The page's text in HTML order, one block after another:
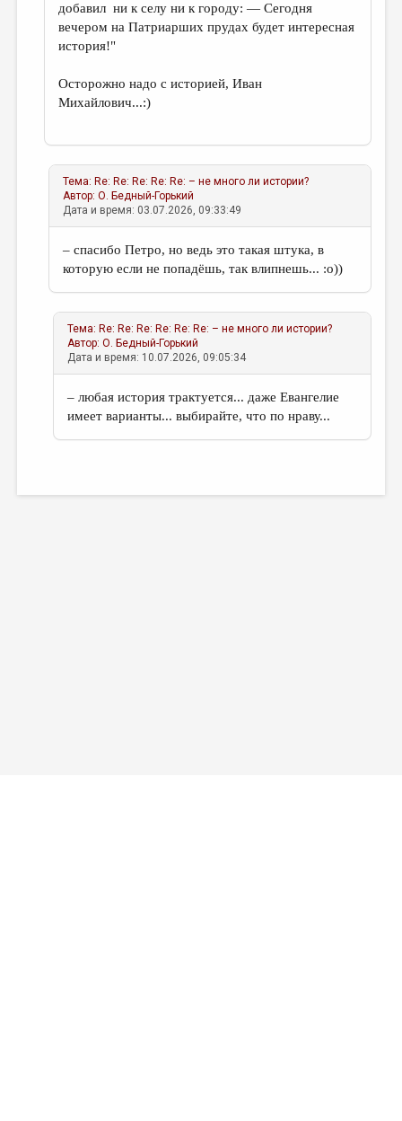
добавил ни к селу ни к городу: — Сегодня
вечером на Патриарших прудах будет интересная
история!"
Осторожно надо с историей, Иван
Михайлович...:)
Тема: Re: Re: Re: Re: Re: – не много ли истории?
Автор:О. Бедный-Горький
Дата и время: 03.07.2026, 09:33:49
– спасибо Петро, но ведь это такая штука, в
которую если не попадёшь, так влипнешь... :о))
Тема: Re: Re: Re: Re: Re: Re: – не много ли истории?
Автор:О. Бедный-Горький
Дата и время: 10.07.2026, 09:05:34
– любая история трактуется... даже Евангелие
имеет варианты... выбирайте, что по нраву...